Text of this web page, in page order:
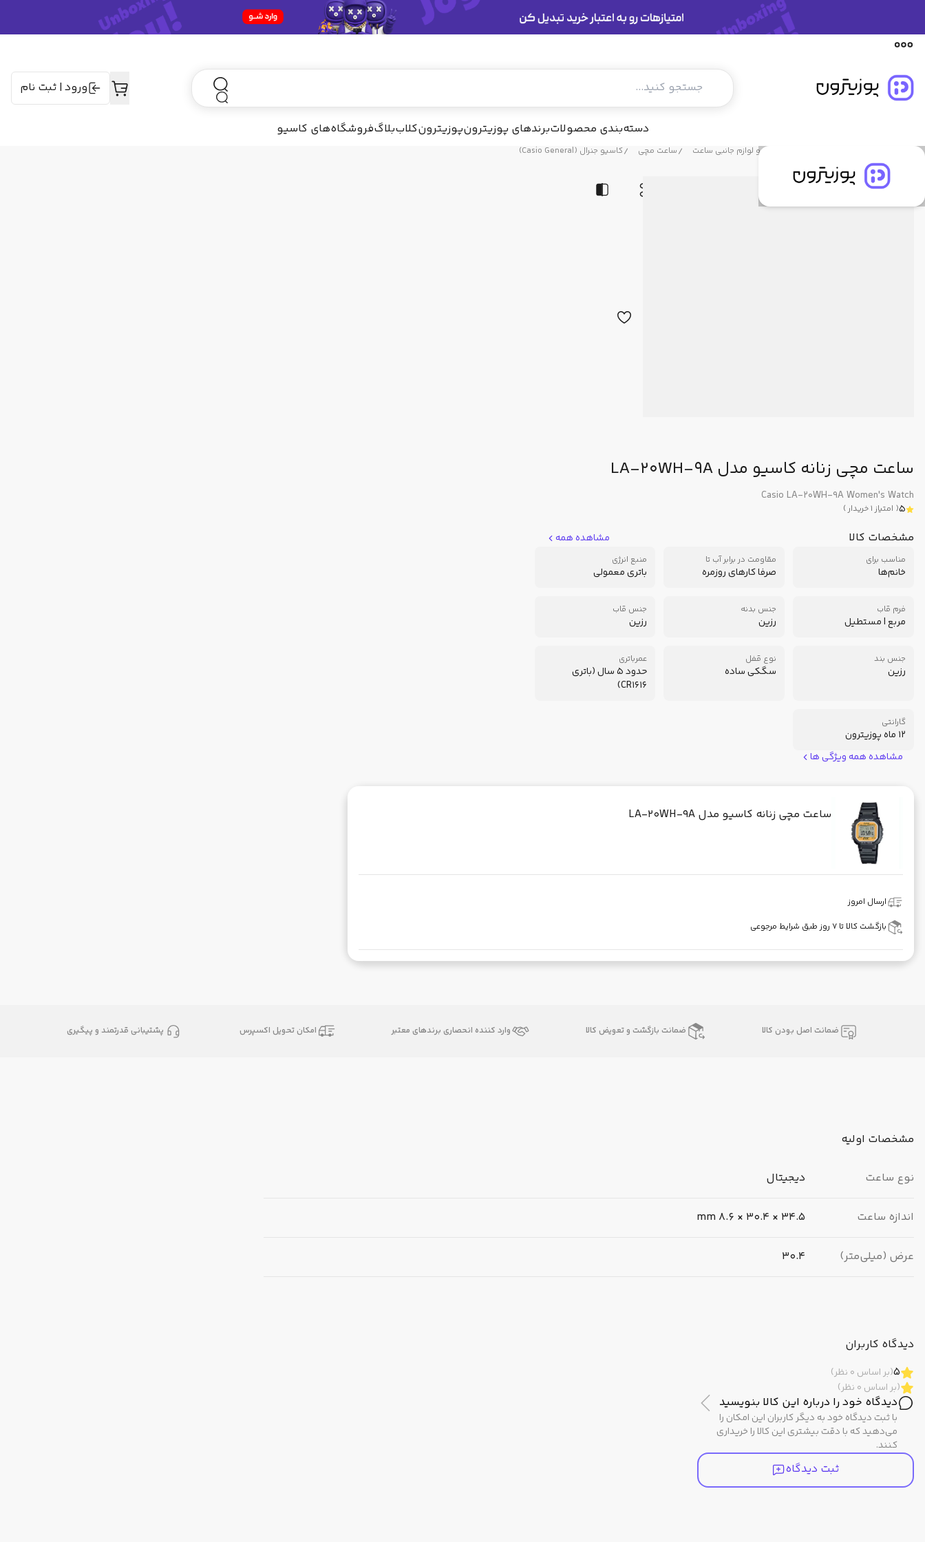
ورود | ثبت نام
دسته‌بندی محصولاتبرندهای پوزیترونپوزیترون‌کلاببلاگفروشگاه‌های کاسیو
کاسیو جنرال (Casio General) ساعت مچی ساعت و لوازم جانبی ساعت
ساعت مچی زنانه کاسیو مدل LA-20WH-9A
Casio LA-20WH-9A Women's Watch
5
( امتیاز 1خریدار )
مشخصات کالا مشاهده همه
مناسب برای
خانم‌ها
مقاومت در برابر آب تا
صرفا کارهای روزمره
منبع انرژی
باتری معمولی
فرم قاب
مربع | مستطیل
جنس بدنه
رزین
جنس قاب
رزین
جنس بند
رزین
نوع قفل
سگکی ساده
عمرباتری
حدود 5 سال (باتری
CR1616)
گارانتی
12 ماه پوزیترون
مشاهده همه ویژگی ها
ساعت مچی زنانه کاسیو مدل LA-20WH-9A
ارسال امروز
بازگشت کالا تا ۷ روز طبق شرایط مرجوعی
ضمانت اصل بودن کالا ضمانت بازگشت و تعویض کالا وارد کننده انحصاری برندهای معتبر امکان تحویل اکسپرس پشتیبانی قدرتمند و پیگیری
دیدگاه کاربران پیشنهاد ما
مشخصات اولیه
نوع ساعت دیجیتال
اندازه ساعت 34.5 × 30.4 × 8.6 mm
عرض (میلی‌متر) 30.4
برند
مبدا برند
مشخصات ظاهری
مشکی / دودی تیره
دیدگاه کاربران
5(بر اساس 0 نظر)
(بر اساس 0 نظر)
دیدگاه خود را درباره این کالا بنویسید
با ثبت دیدگاه خود به دیگر کاربران این امکان را
می‌دهید که با دقت بیشتری این کالا را خریداری
کنند.
ثبت دیدگاه